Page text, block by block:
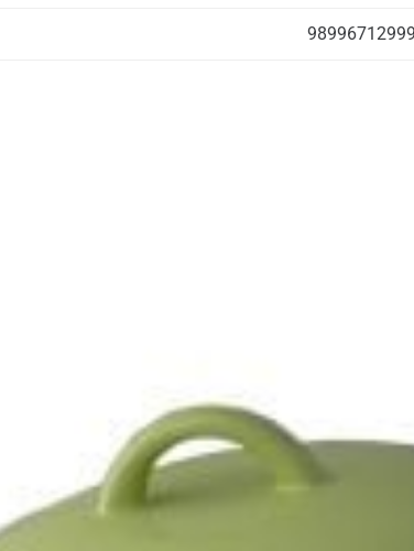
98996712999